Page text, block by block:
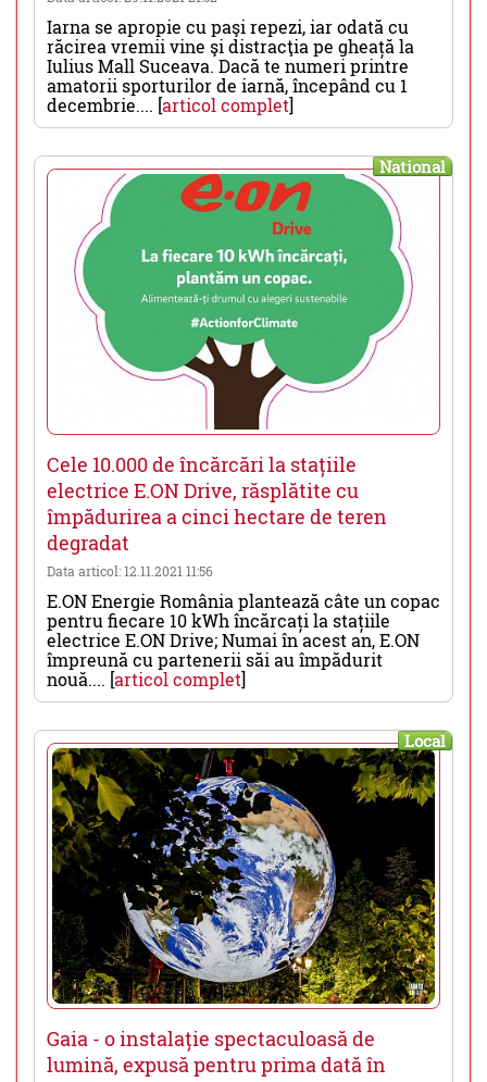
Iarna se apropie cu paşi repezi, iar odată cu
răcirea vremii vine şi distracţia pe gheață la
Iulius Mall Suceava. Dacă te numeri printre
amatorii sporturilor de iarnă, începând cu 1
decembrie.... [articol complet]
National
Cele 10.000 de încărcări la stațiile
electrice E.ON Drive, răsplătite cu
împădurirea a cinci hectare de teren
degradat
Data articol: 12.11.2021 11:56
E.ON Energie România plantează câte un copac
pentru fiecare 10 kWh încărcați la stațiile
electrice E.ON Drive; Numai în acest an, E.ON
împreună cu partenerii săi au împădurit
nouă.... [articol complet]
Local
Gaia - o instalație spectaculoasă de
lumină, expusă pentru prima dată în